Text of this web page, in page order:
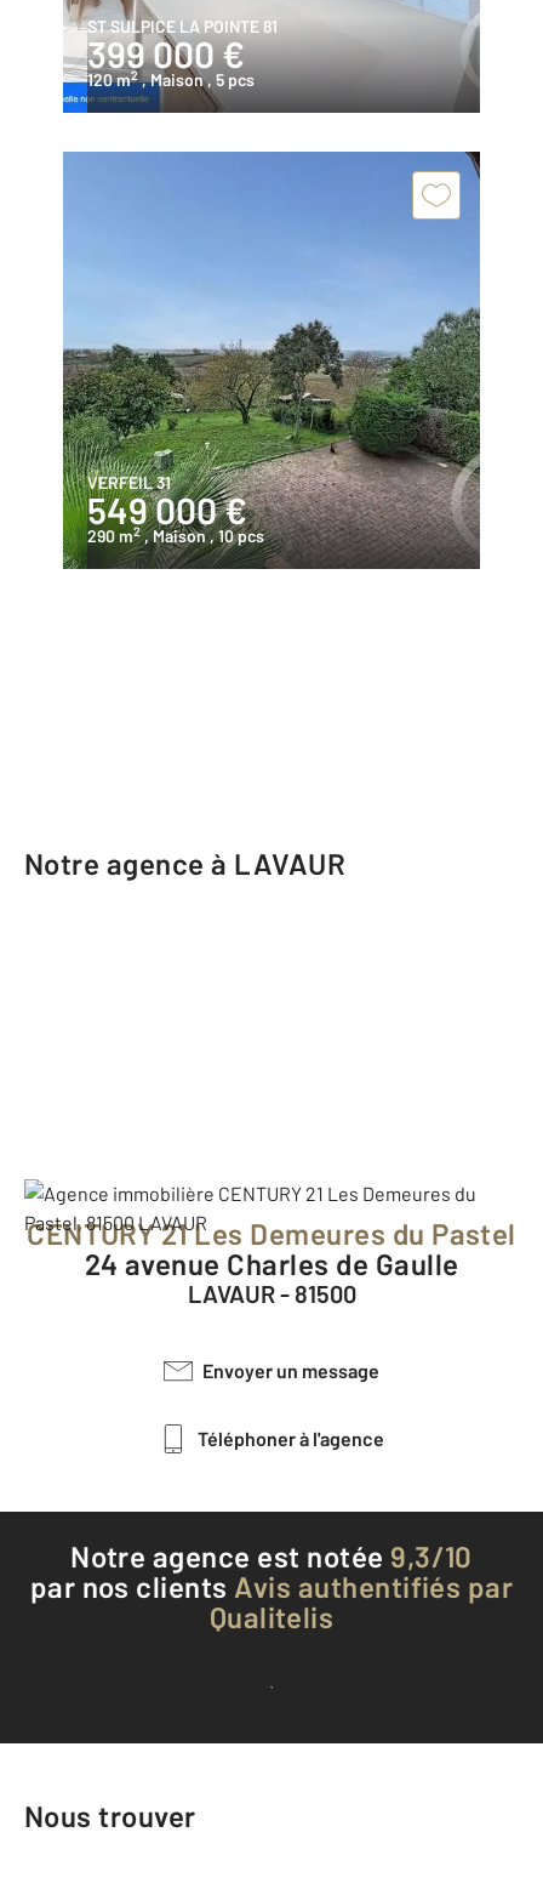
ST SULPICE LA POINTE 81
399 000 €
120 m2 , Maison , 5 pcs
VERFEIL 31
549 000 €
290 m2 , Maison, 10 pcs
Notre agence à LAVAUR
CENTURY 21 Les Demeures du Pastel
24 avenue Charles de Gaulle
LAVAUR - 81500
Envoyer un message
Téléphoner à l'agence
Notre agence est notée 9,3/10
par nos clients Avis authentifiés par
Qualitelis
Voir tous les avis clients
Nous trouver